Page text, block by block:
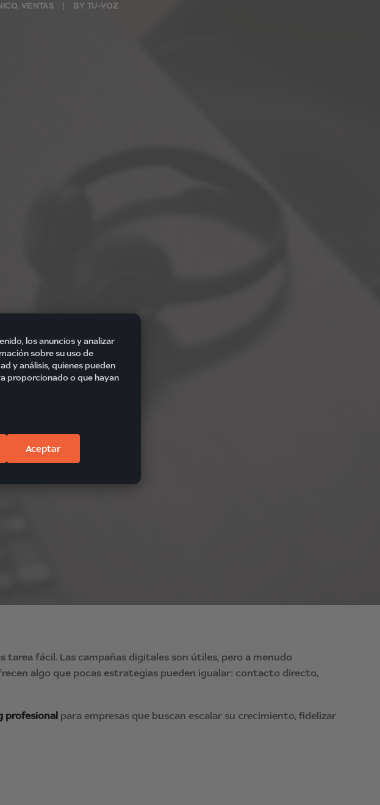
, VENTAS BY TU-VOZ
fácil. Las campañas digitales son útiles, pero a menudo
algo que pocas estrategias pueden igualar: contacto directo,
profesional para empresas que buscan escalar su crecimiento, fidelizar
los anuncios y analizar
sobre su uso de
y análisis, quienes pueden
proporcionado o que hayan
Aceptar